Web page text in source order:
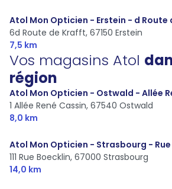
Atol Mon Opticien - Erstein - d Route
6d Route de Krafft, 67150 Erstein
7,5 km
Vos magasins Atol
région
Atol Mon Opticien - Ostwald - Allée
1 Allée René Cassin, 67540 Ostwald
8,0 km
Atol Mon Opticien - Strasbourg - Rue
111 Rue Boecklin, 67000 Strasbourg
14,0 km